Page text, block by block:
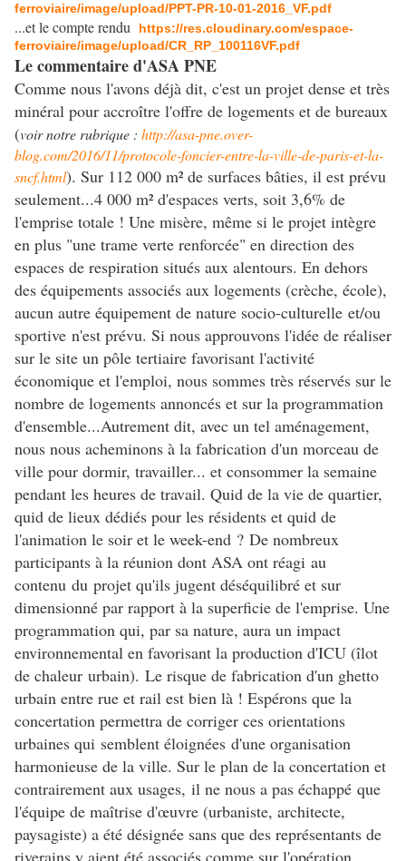
ferroviaire/image/upload/PPT-PR-10-01-2016_VF.pdf
...et le compte rendu
https://res.cloudinary.com/espace-
ferroviaire/image/upload/CR_RP_100116VF.pdf
Le commentaire d'ASA PNE
Comme nous l'avons déjà dit, c'est un projet dense et très
minéral pour accroître l'offre de logements et de bureaux
(voir notre rubrique : http://asa-pne.over-
blog.com/2016/11/protocole-foncier-entre-la-ville-de-paris-et-la-
sncf.html). Sur 112 000 m² de surfaces bâties, il est prévu
seulement...4 000 m² d'espaces verts, soit 3,6% de
l'emprise totale ! Une misère, même si le projet intègre
en plus "une trame verte renforcée" en direction des
espaces de respiration situés aux alentours. En dehors
des équipements associés aux logements (crèche, école),
aucun autre équipement de nature socio-culturelle et/ou
sportive n'est prévu. Si nous approuvons l'idée de réaliser
sur le site un pôle tertiaire favorisant l'activité
économique et l'emploi, nous sommes très réservés sur le
nombre de logements annoncés et sur la programmation
d'ensemble...Autrement dit, avec un tel aménagement,
nous nous acheminons à la fabrication d'un morceau de
ville pour dormir, travailler... et consommer la semaine
pendant les heures de travail. Quid de la vie de quartier,
quid de lieux dédiés pour les résidents et quid de
l'animation le soir et le week-end ? De nombreux
participants à la réunion dont ASA ont réagi au
contenu du projet qu'ils jugent déséquilibré et sur
dimensionné par rapport à la superficie de l'emprise. Une
programmation qui, par sa nature, aura un impact
environnemental en favorisant la production d'ICU (îlot
de chaleur urbain). Le risque de fabrication d'un ghetto
urbain entre rue et rail est bien là ! Espérons que la
concertation permettra de corriger ces orientations
urbaines qui semblent éloignées d'une organisation
harmonieuse de la ville. Sur le plan de la concertation et
contrairement aux usages, il ne nous a pas échappé que
l'équipe de maîtrise d'œuvre (urbaniste, architecte,
paysagiste) a été désignée sans que des représentants de
riverains y aient été associés comme sur l'opération